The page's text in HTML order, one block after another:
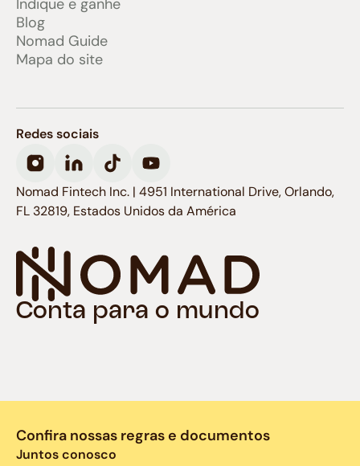
Indique e ganhe
Blog
Nomad Guide
Mapa do site
Conta para o mundo
Redes sociais
Nomad Fintech Inc. | 4951 International Drive, Orlando,
FL 32819, Estados Unidos da América
Confira nossas regras e documentos
Juntos conosco